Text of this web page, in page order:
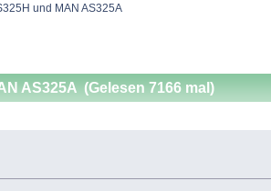
und MAN AS325A
AS325A (Gelesen 7166 mal)